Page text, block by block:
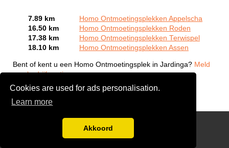
Cookies are used for ads personalisation.
Learn more
Akkoord
7.89 km
Homo Ontmoetingsplekken Appelscha
16.50 km
Homo Ontmoetingsplekken Roden
17.38 km
Homo Ontmoetingsplekken Terwispel
18.10 km
Homo Ontmoetingsplekken Assen
Bent of kent u een Homo Ontmoetingsplek in Jardinga? Meld
een bedrijf gratis aan